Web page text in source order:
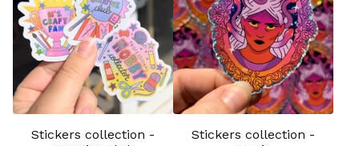
Stickers collection -
Stickers collection -